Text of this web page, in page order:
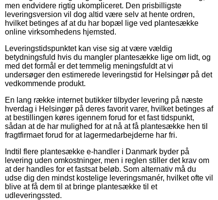
men endvidere rigtig ukompliceret. Den prisbilligste
leveringsversion vil dog altid være selv at hente ordren,
hvilket betinges af at du har bopæl lige ved plantesække
online virksomhedens hjemsted.
Leveringstidspunktet kan vise sig at være vældig
betydningsfuld hvis du mangler plantesække lige om lidt, og
med det formål er det temmelig meningsfuldt at vi
undersøger den estimerede leveringstid for Helsingør på det
vedkommende produkt.
En lang række internet butikker tilbyder levering på næste
hverdag i Helsingør på deres favorit varer, hvilket betinges af
at bestillingen køres igennem forud for et fast tidspunkt,
sådan at de har mulighed for at nå at få plantesække hen til
fragtfirmaet forud for at lagermedarbejderne har fri.
Indtil flere plantesække e-handler i Danmark byder på
levering uden omkostninger, men i reglen stiller det krav om
at der handles for et fastsat beløb. Som alternativ må du
udse dig den mindst kostelige leveringsmanér, hvilket ofte vil
blive at få dem til at bringe plantesække til et
udleveringssted.